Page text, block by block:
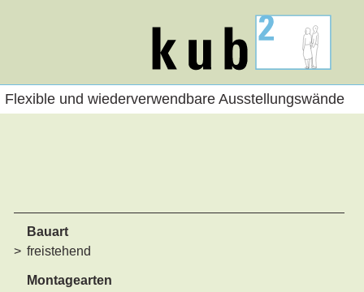
Flexible und wiederverwendbare Ausstellungswände
Bauart
freistehend
Montagearten